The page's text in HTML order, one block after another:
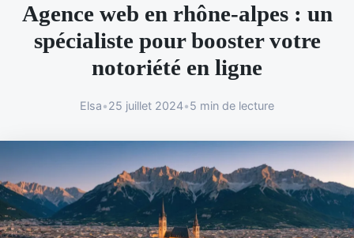
Agence web en rhône-alpes : un
spécialiste pour booster votre
notoriété en ligne
Elsa•25 juillet 2024•5 min de lecture